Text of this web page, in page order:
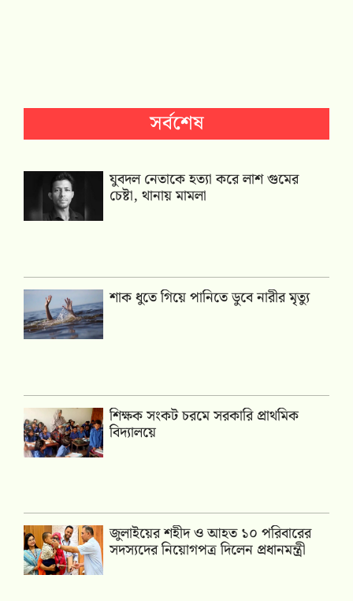
সর্বশেষ
যুবদল নেতাকে হত্যা করে লাশ গুমের
চেষ্টা, থানায় মামলা
শাক ধুতে গিয়ে পানিতে ডুবে নারীর মৃত্যু
শিক্ষক সংকট চরমে সরকারি প্রাথমিক
বিদ্যালয়ে
জুলাইয়ের শহীদ ও আহত ১০ পরিবারের
সদস্যদের নিয়োগপত্র দিলেন প্রধানমন্ত্রী